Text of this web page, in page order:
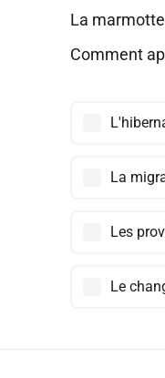
La
Comment
La
Les
Le